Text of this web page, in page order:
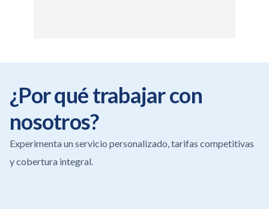
¿Por qué trabajar con
nosotros?
Experimenta un servicio personalizado, tarifas competitivas
y cobertura integral.